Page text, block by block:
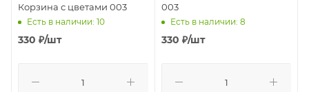
Корзина с цветами 003
Есть в наличии: 10
330 ₽/шт
003
Есть в наличии: 8
330 ₽/шт